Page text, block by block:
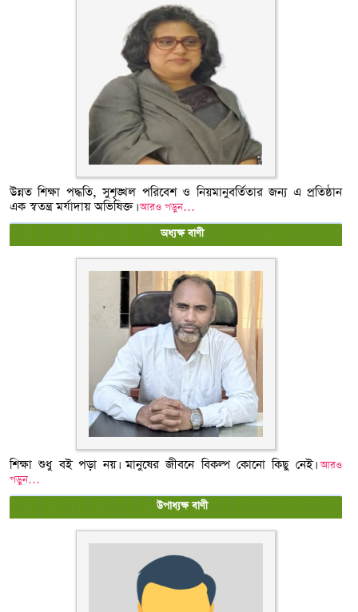
উন্নত শিক্ষা পদ্ধতি, সুশৃঙ্খল পরিবেশ ও নিয়মানুবর্তিতার জন্য এ প্রতিষ্ঠান
এক স্বতন্ত্র মর্যাদায় অভিষিক্ত।আরও পড়ুন…
অধ্যক্ষ বাণী
শিক্ষা শুধু বই পড়া নয়। মানুষের জীবনে বিকল্প কোনো কিছু নেই।আরও
পড়ুন…
উপাধ্যক্ষ বাণী